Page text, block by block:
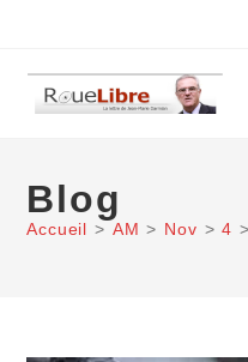
content
Blog
Accueil > AM > Nov > 4 >